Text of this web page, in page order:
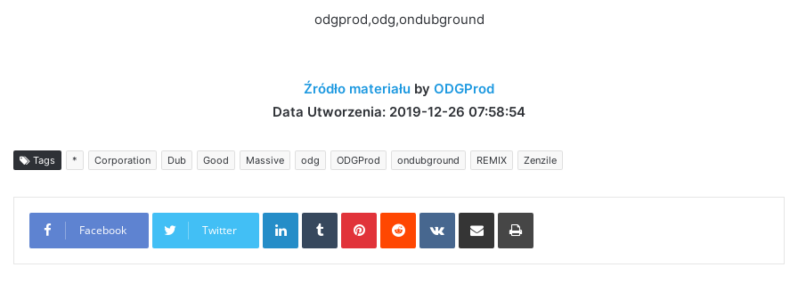
odgprod,odg,ondubground
Źródło materiału by ODGProd
Data Utworzenia: 2019-12-26 07:58:54
Tags * Corporation Dub Good Massive odg ODGProd ondubground REMIX Zenzile
Facebook Twitter
LinkedInTumblrPinterestReddit VKontakte
Share via Email Print